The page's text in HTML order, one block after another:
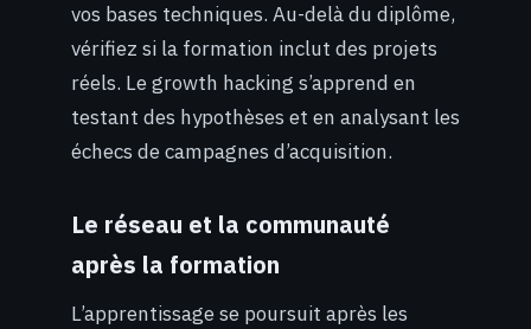
vos bases techniques. Au-delà du diplôme,
vérifiez si la formation inclut des projets
réels. Le growth hacking s’apprend en
testant des hypothèses et en analysant les
échecs de campagnes d’acquisition.
Le réseau et la communauté
après la formation
L’apprentissage se poursuit après les